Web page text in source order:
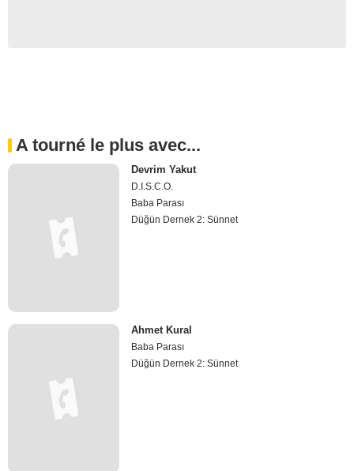
A tourné le plus avec...
Devrim Yakut
D.I.S.C.O.
Baba Parası
Düğün Dernek 2: Sünnet
Ahmet Kural
Baba Parası
Düğün Dernek 2: Sünnet